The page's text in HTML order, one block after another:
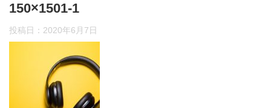
150×1501-1
投稿日： 2020年6月7日